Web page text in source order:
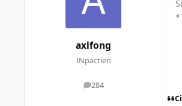
axlfong
INpactien
284
messages